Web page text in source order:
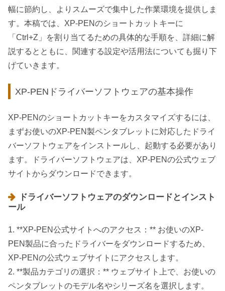
幅に節約し、よりスムーズで集中した作業環境を提供しま
す。本稿では、XP-PENのショートカットキーに
「Ctrl+Z」を割り当てるための具体的な手順を、詳細に解
説するとともに、関連する設定や活用法についても掘り下
げていきます。
XP-PENドライバーソフトウェアの基本操作
XP-PENのショートカットキーをカスタマイズするには、
まずお使いのXP-PEN製ペンタブレットに対応したドライ
バーソフトウェアをインストールし、起動する必要があり
ます。ドライバーソフトウェアは、XP-PENの公式ウェブ
サイトからダウンロードできます。
ドライバーソフトウェアのダウンロードとインスト
ール
1. **XP-PEN公式サイトへのアクセス：** お使いのXP-
PEN製品に合ったドライバーをダウンロードするため、
XP-PENの公式ウェブサイトにアクセスします。
2. **製品カテゴリの選択：** ウェブサイト上で、お使いの
ペンタブレットのモデル名やシリーズ名を選択します。